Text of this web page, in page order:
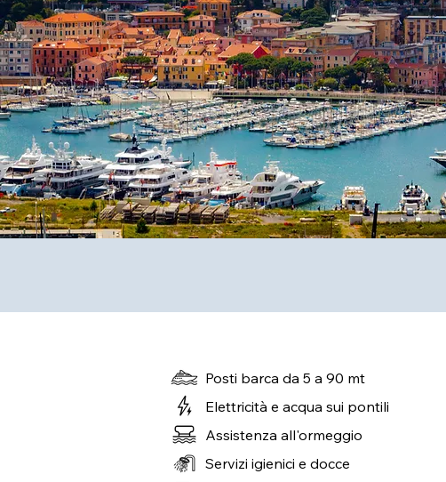
Posti barca da 5 a 90 mt
Elettricità e acqua sui pontili
Assistenza all'ormeggio
Servizi igienici e docce